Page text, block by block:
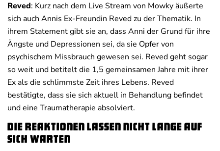
Reved: Kurz nach dem Live Stream von Mowky äußerte
sich auch Annis Ex-Freundin Reved zu der Thematik. In
ihrem Statement gibt sie an, dass Anni der Grund für ihre
Ängste und Depressionen sei, da sie Opfer von
psychischem Missbrauch gewesen sei. Reved geht sogar
so weit und betitelt die 1,5 gemeinsamen Jahre mit ihrer
Ex als die schlimmste Zeit ihres Lebens. Reved
bestätigte, dass sie sich aktuell in Behandlung befindet
und eine Traumatherapie absolviert.
Die Reaktionen lassen nicht lange auf
sich warten